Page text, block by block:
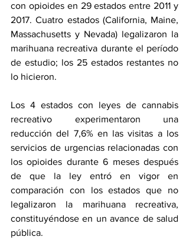
con opioides en 29 estados entre 2011 y
2017. Cuatro estados (California, Maine,
Massachusetts y Nevada) legalizaron la
marihuana recreativa durante el período
de estudio; los 25 estados restantes no
lo hicieron.
Los 4 estados con leyes de cannabis
recreativo experimentaron una
reducción del 7,6% en las visitas a los
servicios de urgencias relacionadas con
los opioides durante 6 meses después
de que la ley entró en vigor en
comparación con los estados que no
legalizaron la marihuana recreativa,
constituyéndose en un avance de salud
pública.